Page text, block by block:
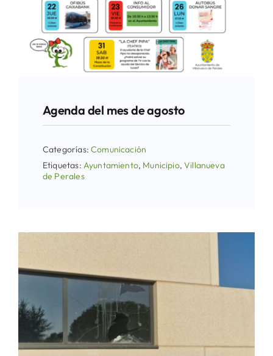
Agenda del mes de agosto
Categorías:Comunicación
Etiquetas: Ayuntamiento, Municipio,Villanueva
de Perales